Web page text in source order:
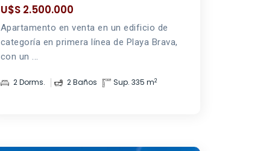
U$S 2.500.000
Apartamento en venta en un edificio de
categoría en primera línea de Playa Brava,
con un ...
2 Dorms. 2 Baños Sup. 335 m2